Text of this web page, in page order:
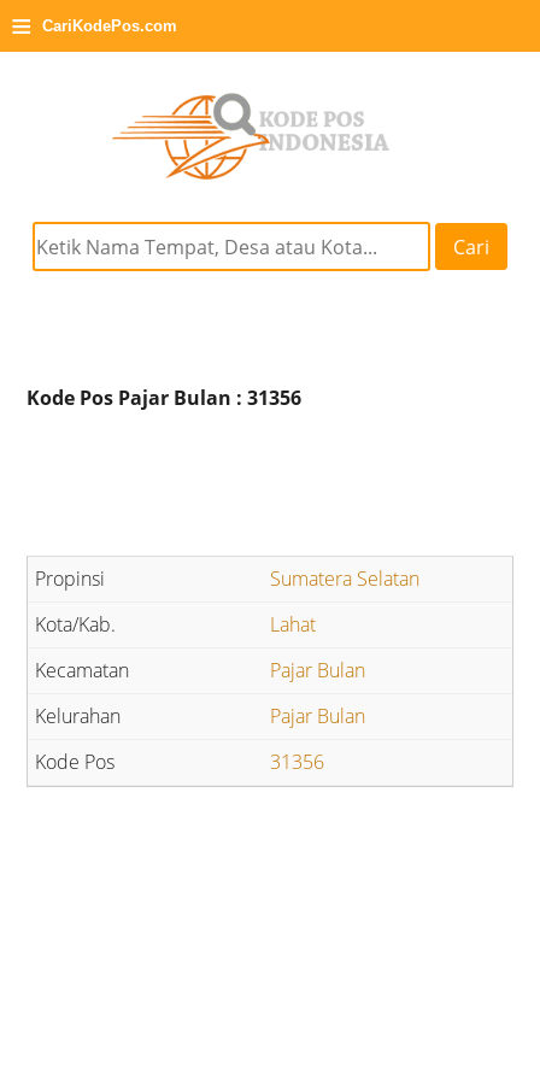
≡ CariKodePos.com
Cari
Kode Pos Pajar Bulan : 31356
Sumatera Selatan
Lahat
Pajar Bulan
Pajar Bulan
31356